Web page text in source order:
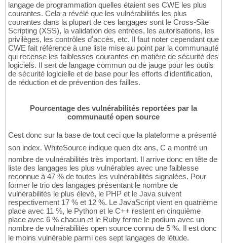
langage de programmation quelles étaient ses CWE les plus
courantes. Cela a révélé que les vulnérabilités les plus
courantes dans la plupart de ces langages sont le Cross-Site
Scripting (XSS), la validation des entrées, les autorisations, les
privilèges, les contrôles d'accès, etc. Il faut noter cependant que
CWE fait référence à une liste mise au point par la communauté
qui recense les faiblesses courantes en matière de sécurité des
logiciels. Il sert de langage commun ou de jauge pour les outils
de sécurité logicielle et de base pour les efforts d'identification,
de réduction et de prévention des failles.
Pourcentage des vulnérabilités reportées par la
communauté open source
Cest donc sur la base de tout ceci que la plateforme a présenté
son index. WhiteSource indique quen dix ans, C a montré un
nombre de vulnérabilités très important. Il arrive donc en tête de
liste des langages les plus vulnérables avec une faiblesse
reconnue à 47 % de toutes les vulnérabilités signalées. Pour
former le trio des langages présentant le nombre de
vulnérabilités le plus élevé, le PHP et le Java suivent
respectivement 17 % et 12 %. Le JavaScript vient en quatrième
place avec 11 %, le Python et le C++ restent en cinquième
place avec 6 % chacun et le Ruby ferme le podium avec un
nombre de vulnérabilités open source connu de 5 %. Il est donc
le moins vulnérable parmi ces sept langages de létude.